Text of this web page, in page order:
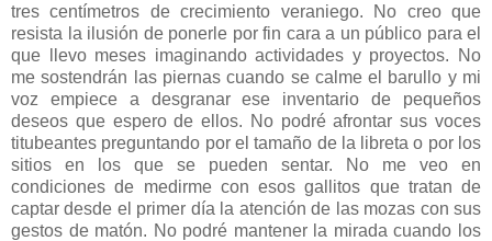
tres centímetros de crecimiento veraniego. No creo que
resista la ilusión de ponerle por fin cara a un público para el
que llevo meses imaginando actividades y proyectos. No
me sostendrán las piernas cuando se calme el barullo y mi
voz empiece a desgranar ese inventario de pequeños
deseos que espero de ellos. No podré afrontar sus voces
titubeantes preguntando por el tamaño de la libreta o por los
sitios en los que se pueden sentar. No me veo en
condiciones de medirme con esos gallitos que tratan de
captar desde el primer día la atención de las mozas con sus
gestos de matón. No podré mantener la mirada cuando los